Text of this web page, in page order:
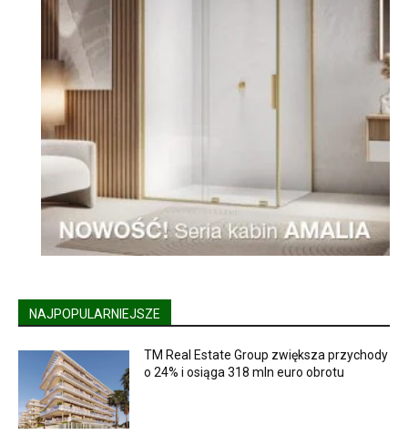
NAJPOPULARNIEJSZE
TM Real Estate Group zwiększa przychody
o 24% i osiąga 318 mln euro obrotu